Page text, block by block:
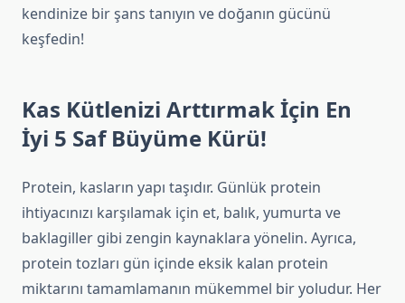
kendinize bir şans tanıyın ve doğanın gücünü
keşfedin!
Kas Kütlenizi Arttırmak İçin En
İyi 5 Saf Büyüme Kürü!
Protein, kasların yapı taşıdır. Günlük protein
ihtiyacınızı karşılamak için et, balık, yumurta ve
baklagiller gibi zengin kaynaklara yönelin. Ayrıca,
protein tozları gün içinde eksik kalan protein
miktarını tamamlamanın mükemmel bir yoludur. Her